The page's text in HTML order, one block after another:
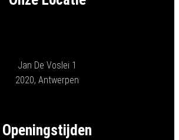
Jan De Voslei 1
2020, Antwerpen
Openingstijden